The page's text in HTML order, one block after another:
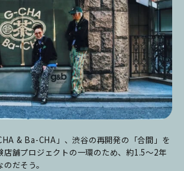
& Ba-CHA」、渋谷の再開発の「合間」を
店舗プロジェクトの一環のため、約1.5〜2年
だそう。